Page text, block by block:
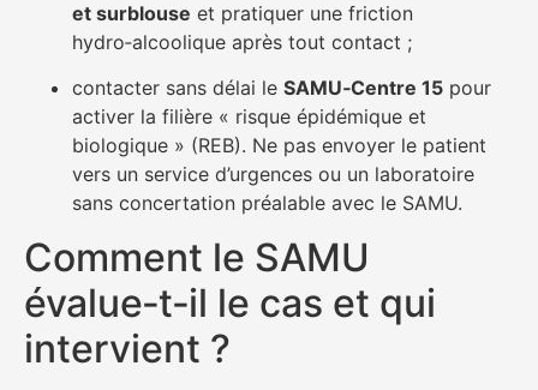
et surblouse et pratiquer une friction
hydro‑alcoolique après tout contact ;
contacter sans délai le SAMU‑Centre 15 pour
activer la filière « risque épidémique et
biologique » (REB). Ne pas envoyer le patient
vers un service d’urgences ou un laboratoire
sans concertation préalable avec le SAMU.
Comment le SAMU
évalue‑t‑il le cas et qui
intervient ?